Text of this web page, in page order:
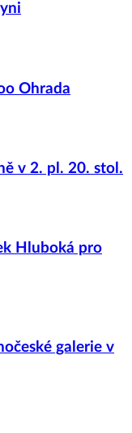
Ohrada
v 2. pl. 20. stol.
Hluboká pro
galerie v